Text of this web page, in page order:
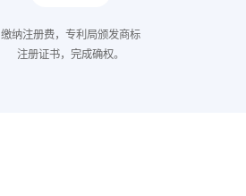
缴纳注册费，专利局颁发商标
注册证书，完成确权。